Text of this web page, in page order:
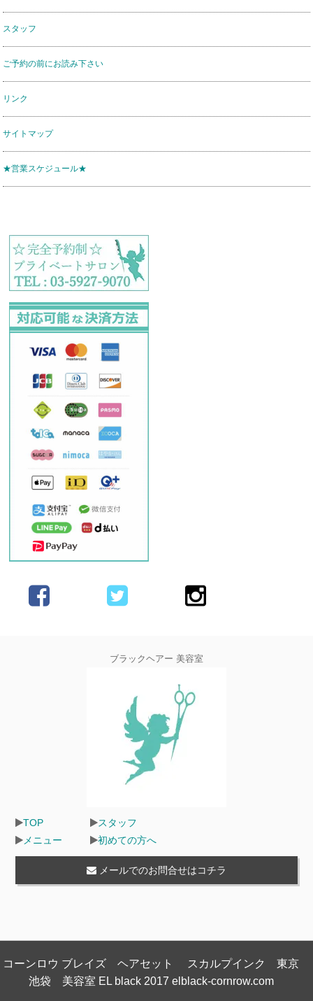
スタッフ
ご予約の前にお読み下さい
リンク
サイトマップ
★営業スケジュール★
ブラックヘアー 美容室
TOP
メニュー
スタッフ
初めての方へ
メールでのお問合せはコチラ
コーンロウ ブレイズ ヘアセット スカルプインク 東京
池袋 美容室 EL black 2017 elblack-cornrow.com